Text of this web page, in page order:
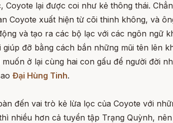
Coyote lại được coi như kẻ thông thái.
Coyote xuất hiện từ cõi thinh không, và
và tạo ra các bộ lạc với các ngôn ngữ
giúp đỡ bằng cách bắn những mũi tên lên
muốn ở lại cùng hai con gấu để người đời
Đại Hùng Tinh.
đến vai trò kẻ lừa lọc của Coyote với
nhiều hơn cả tuyển tập Trạng Quỳnh,